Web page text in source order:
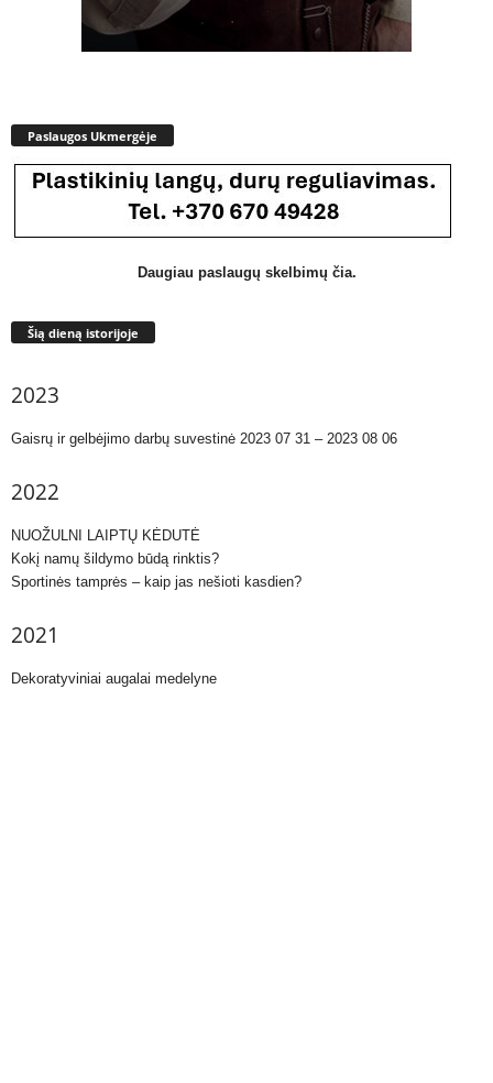
Paslaugos Ukmergėje
Daugiau paslaugų skelbimų čia.
Šią dieną istorijoje
2023
Gaisrų ir gelbėjimo darbų suvestinė 2023 07 31 – 2023 08 06
2022
NUOŽULNI LAIPTŲ KĖDUTĖ
Kokį namų šildymo būdą rinktis?
Sportinės tamprės – kaip jas nešioti kasdien?
2021
Dekoratyviniai augalai medelyne